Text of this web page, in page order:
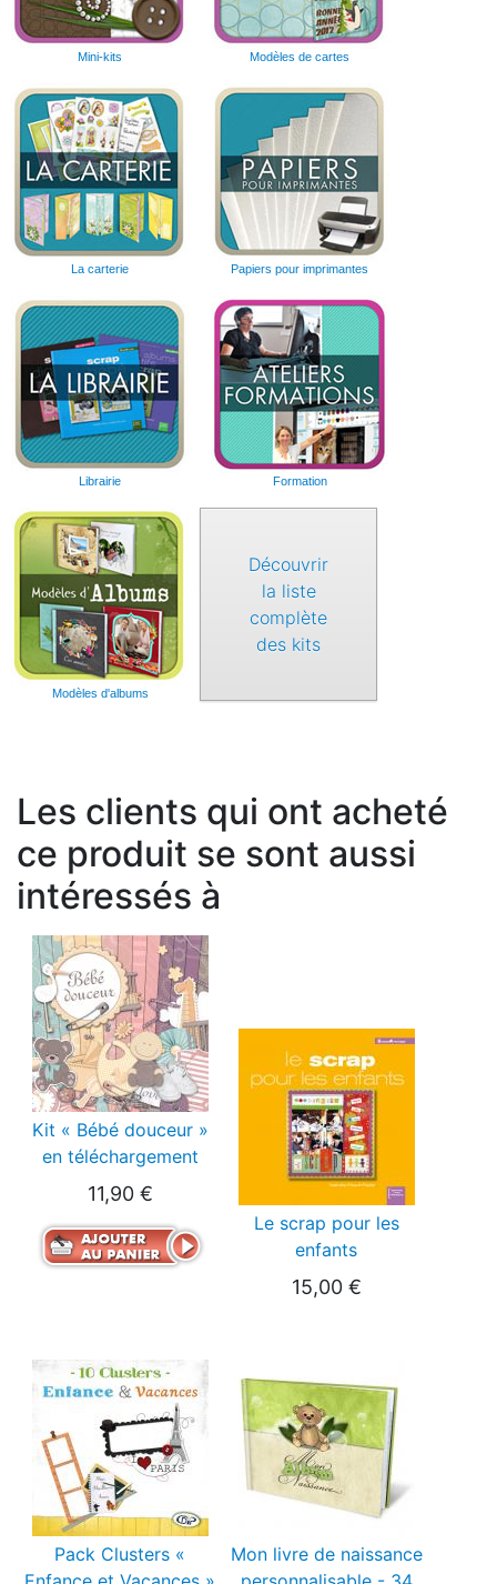
Mini-kits Modèles de cartes
La carterie Papiers pour imprimantes
Librairie Formation
Modèles d'albums
Découvrir
la liste
complète
des kits
Les clients qui ont acheté
ce produit se sont aussi
intéressés à
Kit « Bébé douceur »
en téléchargement
11,90 €
Le scrap pour les
enfants
15,00 €
Pack Clusters «
Mon livre de naissance